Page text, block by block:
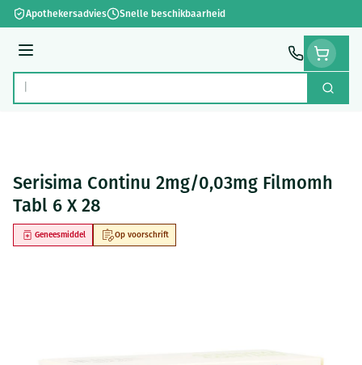
Ga naar de inhoud
Apothekersadvies Snelle beschikbaarheid
Menu
Product, merk, categorie... Zoek
Serisima Continu 2mg/0,03mg Filmomh
Tabl 6 X 28
Op voorschrift
Geneesmiddel